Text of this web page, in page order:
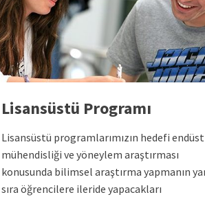
Lisansüstü Programı
Lisansüstü programlarımızın hedefi
mühendisliği ve yöneylem araştırması
konusunda bilimsel araştırma yapmanın
sıra öğrencilere ileride yapacakları